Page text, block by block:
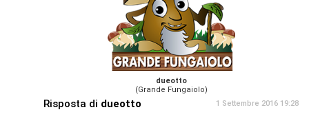
dueotto
(Grande Fungaiolo)
Risposta di dueotto 1 Settembre 2016 19:28